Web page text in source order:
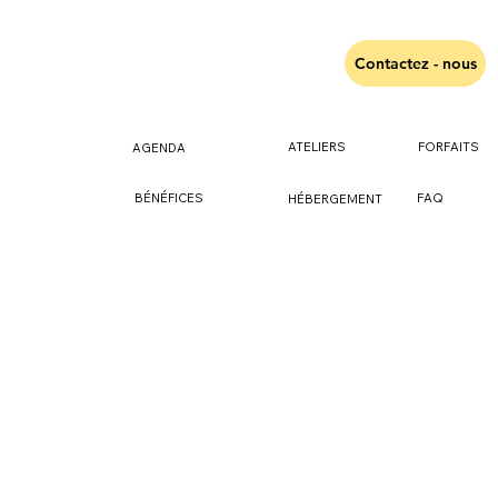
Contactez - nous
HÉBERGEMENT
FORFAITS
FAQ
AGENDA ATELIERS
BÉNÉFICES